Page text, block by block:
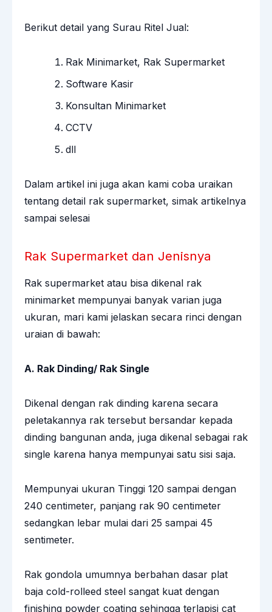
Berikut detail yang Surau Ritel Jual:
Rak Minimarket, Rak Supermarket
Software Kasir
Konsultan Minimarket
CCTV
dll
Dalam artikel ini juga akan kami coba uraikan
tentang detail rak supermarket, simak artikelnya
sampai selesai
Rak Supermarket dan Jenisnya
Rak supermarket atau bisa dikenal rak
minimarket mempunyai banyak varian juga
ukuran, mari kami jelaskan secara rinci dengan
uraian di bawah:
A. Rak Dinding/ Rak Single
Dikenal dengan rak dinding karena secara
peletakannya rak tersebut bersandar kepada
dinding bangunan anda, juga dikenal sebagai rak
single karena hanya mempunyai satu sisi saja.
Mempunyai ukuran Tinggi 120 sampai dengan
240 centimeter, panjang rak 90 centimeter
sedangkan lebar mulai dari 25 sampai 45
sentimeter.
Rak gondola umumnya berbahan dasar plat
baja cold-rolleed steel sangat kuat dengan
finishing powder coating sehingga terlapisi cat